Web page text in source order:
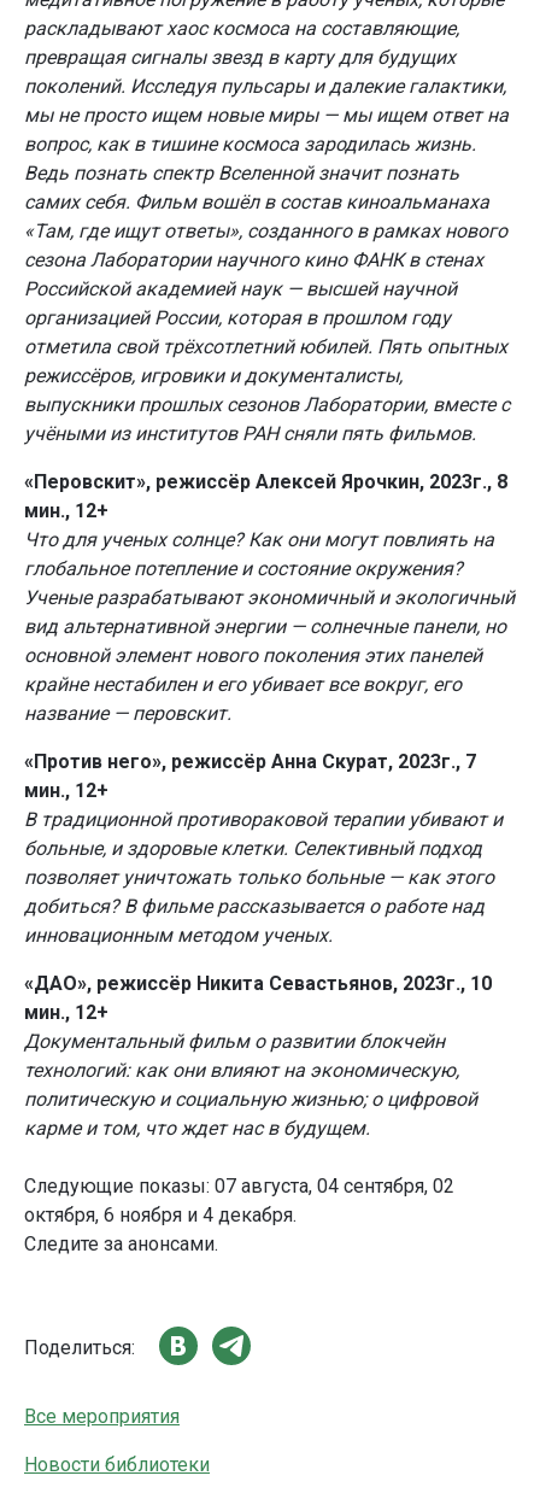
раскладывают хаос космоса на составляющие,
превращая сигналы звезд в карту для будущих
поколений. Исследуя пульсары и далекие галактики,
мы не просто ищем новые миры — мы ищем ответ на
вопрос, как в тишине космоса зародилась жизнь.
Ведь познать спектр Вселенной значит познать
самих себя. Фильм вошёл в состав киноальманаха
«Там, где ищут ответы», созданного в рамках нового
сезона Лаборатории научного кино ФАНК в стенах
Российской академией наук — высшей научной
организацией России, которая в прошлом году
отметила свой трёхсотлетний юбилей. Пять опытных
режиссёров, игровики и документалисты,
выпускники прошлых сезонов Лаборатории, вместе с
учёными из институтов РАН сняли пять фильмов.
«Перовскит», режиссёр Алексей Ярочкин, 2023г., 8
мин., 12+
Что для ученых солнце? Как они могут повлиять на
глобальное потепление и состояние окружения?
Ученые разрабатывают экономичный и экологичный
вид альтернативной энергии — солнечные панели, но
основной элемент нового поколения этих панелей
крайне нестабилен и его убивает все вокруг, его
название — перовскит.
«Против него», режиссёр Анна Скурат, 2023г., 7
мин., 12+
В традиционной противораковой терапии убивают и
больные, и здоровые клетки. Селективный подход
позволяет уничтожать только больные — как этого
добиться? В фильме рассказывается о работе над
инновационным методом ученых.
«ДАО», режиссёр Никита Севастьянов, 2023г., 10
мин., 12+
Документальный фильм о развитии блокчейн
технологий: как они влияют на экономическую,
политическую и социальную жизнью; о цифровой
карме и том, что ждет нас в будущем.
Следующие показы: 07 августа, 04 сентября, 02
октября, 6 ноября и 4 декабря.
Следите за анонсами.
Поделиться:
Все мероприятия
Новости библиотеки